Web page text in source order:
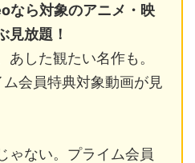
ら対象のアニメ・映
見放題！
した観たい名作も。
会員特典対象動画が見
ゃない。プライム会員